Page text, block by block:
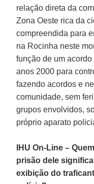
relação direta da
Zona Oeste rica da
compreendida para
na Rocinha neste
função de um
anos 2000 para
fazendo acordos e
comunidade, sem
grupos envolvidos,
próprio aparato
IHU On-Line –
prisão dele
exibição do